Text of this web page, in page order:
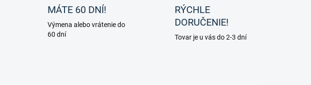
MÁTE 60 DNÍ!
Výmena alebo vrátenie do
60 dní
RÝCHLE
DORUČENIE!
Tovar je u vás do 2-3 dní